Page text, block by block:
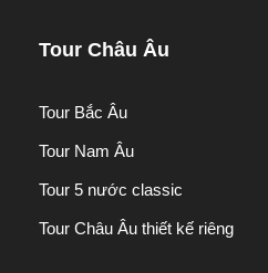
Tour Châu Âu
Tour Bắc Âu
Tour Nam Âu
Tour 5 nước classic
Tour Châu Âu thiết kế riêng